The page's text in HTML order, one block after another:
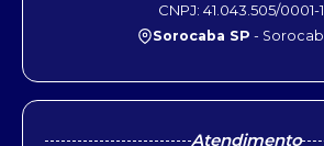
CNPJ: 41.043.505/0001-
Sorocaba SP -
Atendimento